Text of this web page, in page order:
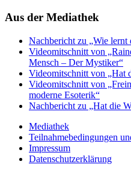
Aus der Mediathek
Nachbericht zu „Wie lernt
Videomitschnitt von
Mensch – Der Mystiker“
Videomitschnitt von „Hat
Videomitschnitt von
moderne Esoterik“
Nachbericht zu „Hat die
Mediathek
Teilnahmebedingungen
Impressum
Datenschutzerklärung